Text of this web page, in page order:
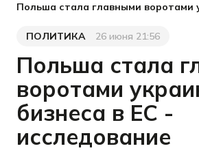
Категория
ПОЛИТИКА
Дата публикации
26 июня 21:56
Польша стала
воротами
бизнеса в ЕС -
исследование